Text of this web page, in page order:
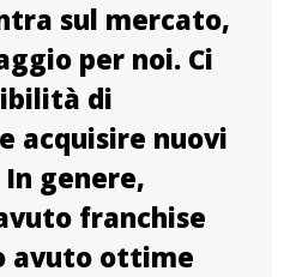
sul mercato,
per noi. Ci
di
acquisire nuovi
genere,
franchise
avuto ottime